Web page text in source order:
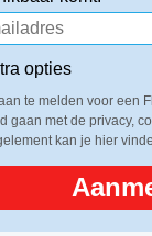
opties
te melden voor een
gaan met de privacy,
kan je hier